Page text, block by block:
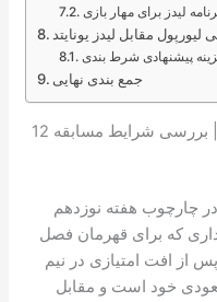
لیدز برای مهار بازی
مقابل لیدز یونایتد
پیشنهادی شرط بندی
جمع بندی نهایی
پیش بینی لیورپول مقابل لیدز یونایتد | بررسی شرایط مسابقه 12
در چارچوب هفته نوزدهم
که برای قهرمان فصل
از افت امتیازی در نیم
خود است و مقابل